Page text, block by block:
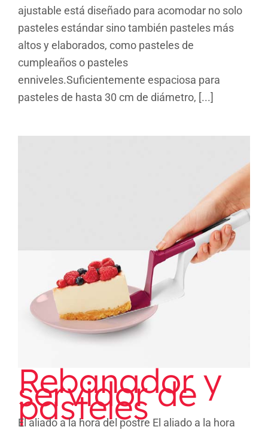
ajustable está diseñado para acomodar no solo
pasteles estándar sino también pasteles más
altos y elaborados, como pasteles de
cumpleaños o pasteles
enniveles.Suficientemente espaciosa para
pasteles de hasta 30 cm de diámetro, [...]
Rebanador y servidor de
pasteles
Rebanador y
servidor de
pasteles
El aliado a la hora del postre El aliado a la hora